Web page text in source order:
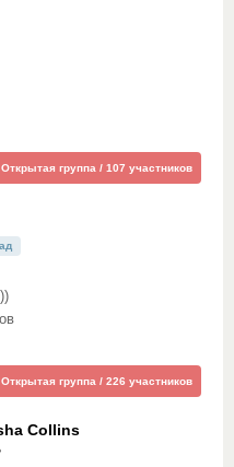
Открытая группа / 107 участников
Открытая группа / 226 участников
Collins